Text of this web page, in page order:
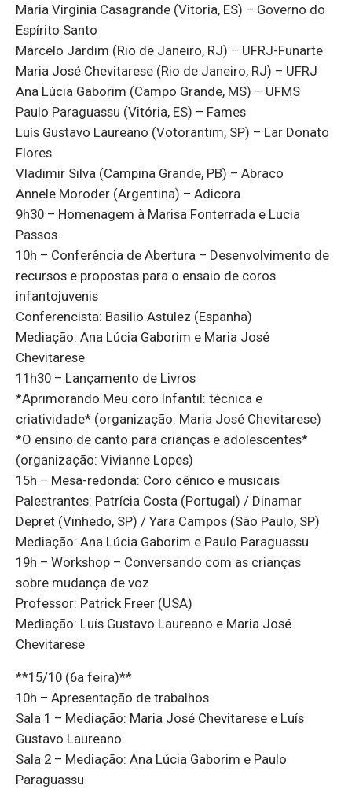
Maria Virginia Casagrande (Vitoria, ES) – Governo do
Espírito Santo
Marcelo Jardim (Rio de Janeiro, RJ) – UFRJ-Funarte
Maria José Chevitarese (Rio de Janeiro, RJ) – UFRJ
Ana Lúcia Gaborim (Campo Grande, MS) – UFMS
Paulo Paraguassu (Vitória, ES) – Fames
Luís Gustavo Laureano (Votorantim, SP) – Lar Donato
Flores
Vladimir Silva (Campina Grande, PB) – Abraco
Annele Moroder (Argentina) – Adicora
9h30 – Homenagem à Marisa Fonterrada e Lucia
Passos
10h – Conferência de Abertura – Desenvolvimento de
recursos e propostas para o ensaio de coros
infantojuvenis
Conferencista: Basilio Astulez (Espanha)
Mediação: Ana Lúcia Gaborim e Maria José
Chevitarese
11h30 – Lançamento de Livros
*Aprimorando Meu coro Infantil: técnica e
criatividade* (organização: Maria José Chevitarese)
*O ensino de canto para crianças e adolescentes*
(organização: Vivianne Lopes)
15h – Mesa-redonda: Coro cênico e musicais
Palestrantes: Patrícia Costa (Portugal) / Dinamar
Depret (Vinhedo, SP) / Yara Campos (São Paulo, SP)
Mediação: Ana Lúcia Gaborim e Paulo Paraguassu
19h – Workshop – Conversando com as crianças
sobre mudança de voz
Professor: Patrick Freer (USA)
Mediação: Luís Gustavo Laureano e Maria José
Chevitarese
**15/10 (6a feira)**
10h – Apresentação de trabalhos
Sala 1 – Mediação: Maria José Chevitarese e Luís
Gustavo Laureano
Sala 2 – Mediação: Ana Lúcia Gaborim e Paulo
Paraguassu